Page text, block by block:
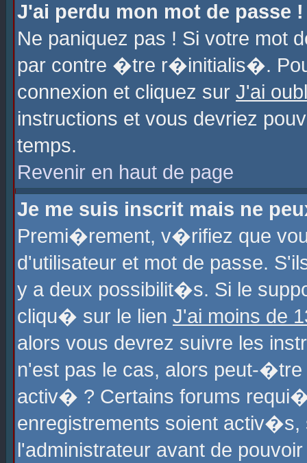
J'ai perdu mon mot de passe !
Ne paniquez pas ! Si votre
par contre �tre r�initialis�.
connexion et cliquez sur J'ai
instructions et vous devriez
temps.
Revenir en haut de page
Je me suis inscrit mais ne
Premi�rement, v�rifiez que
d'utilisateur et mot de passe.
y a deux possibilit�s. Si le
cliqu� sur le lien J'ai moins de
alors vous devrez suivre les
n'est pas le cas, alors peut-
activ� ? Certains forums
enregistrements soient
l'administrateur avant de